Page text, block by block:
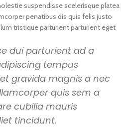
suspendisse scelerisque platea
penatibus dis quis felis justo
tristique parturient parturient eget
dui parturient ad a
tempus
gravida magnis a nec
quis sem a
cubilia mauris
tincidunt.